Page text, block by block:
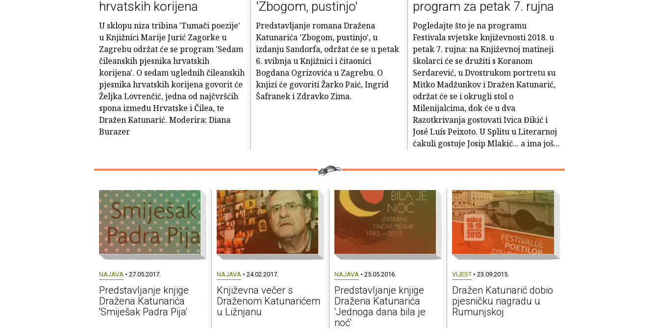
hrvatskih korijena
U sklopu niza tribina 'Tumači poezije'
u Knjižnici Marije Jurić Zagorke u
Zagrebu održat će se program 'Sedam
čileanskih pjesnika hrvatskih
korijena'. O sedam uglednih čileanskih
pjesnika hrvatskih korijena govorit će
Željka Lovrenčić, jedna od najčvršćih
spona između Hrvatske i Čilea, te
Dražen Katunarić. Moderira: Diana
Burazer
'Zbogom, pustinjo'
Predstavljanje romana Dražena
Katunarića 'Zbogom, pustinjo', u
izdanju Sandorfa, održat će se u petak
6. svibnja u Knjižnici i čitaonici
Bogdana Ogrizovića u Zagrebu. O
knjizi će govoriti Žarko Paić, Ingrid
Šafranek i Zdravko Zima.
program za petak 7. rujna
Pogledajte što je na programu
Festivala svjetske književnosti 2018. u
petak 7. rujna: na Književnoj matineji
školarci će se družiti s Koranom
Serdarević, u Dvostrukom portretu su
Mitko Madžunkov i Dražen Katunarić,
održat će se i okrugli stol o
Milenijalcima, dok će u dva
Razotkrivanja gostovati Ivica Đikić i
José Luís Peixoto. U Splitu u Literarnoj
ćakuli gostuje Josip Mlakić... a ima još...
NAJAVA • 27.05.2017.
Predstavljanje knjige
Dražena Katunarića
'Smiješak Padra Pija'
NAJAVA • 24.02.2017.
Književna večer s
Draženom Katunarićem
u Ližnjanu
NAJAVA • 25.05.2016.
Predstavljanje knjige
Dražena Katunarića
'Jednoga dana bila je
noć'
VIJEST• 23.09.2015.
Dražen Katunarić dobio
pjesničku nagradu u
Rumunjskoj